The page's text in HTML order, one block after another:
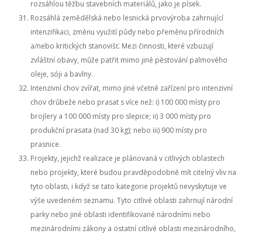
rozsáhlou těžbu stavebních materiálů, jako je písek.
Rozsáhlá zemědělská nebo lesnická prvovýroba zahrnující
intenzifikaci, změnu využití půdy nebo přeměnu přírodních
a/nebo kritických stanovišť. Mezi činnosti, které vzbuzují
zvláštní obavy, může patřit mimo jiné pěstování palmového
oleje, sóji a bavlny.
Intenzivní chov zvířat, mimo jiné včetně zařízení pro intenzivní
chov drůbeže nebo prasat s více než: i) 100 000 místy pro
brojlery a 100 000 místy pro slepice; ii) 3 000 místy pro
produkční prasata (nad 30 kg); nebo iii) 900 místy pro
prasnice.
Projekty, jejichž realizace je plánovaná v citlivých oblastech
nebo projekty, které budou pravděpodobně mít citelný vliv na
tyto oblasti, i když se tato kategorie projektů nevyskytuje ve
výše uvedeném seznamu. Tyto citlivé oblasti zahrnují národní
parky nebo jiné oblasti identifikované národními nebo
mezinárodními zákony a ostatní citlivé oblasti mezinárodního,